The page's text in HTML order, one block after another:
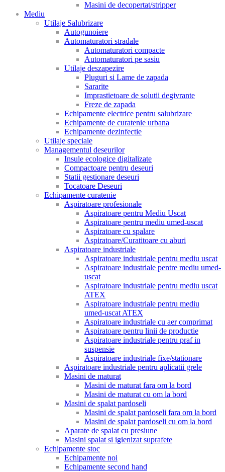
Masini de decopertat/stripper
Mediu
Utilaje Salubrizare
Autogunoiere
Automaturatori stradale
Automaturatori compacte
Automaturatori pe sasiu
Utilaje deszapezire
Pluguri si Lame de zapada
Sararite
Imprastietoare de solutii degivrante
Freze de zapada
Echipamente electrice pentru salubrizare
Echipamente de curatenie urbana
Echipamente dezinfectie
Utilaje speciale
Managementul deseurilor
Insule ecologice digitalizate
Compactoare pentru deseuri
Statii gestionare deseuri
Tocatoare Deseuri
Echipamente curatenie
Aspiratoare profesionale
Aspiratoare pentru Mediu Uscat
Aspiratoare pentru mediu umed-uscat
Aspiratoare cu spalare
Aspiratoare/Curatitoare cu aburi
Aspiratoare industriale
Aspiratoare industriale pentru mediu uscat
Aspiratoare industriale pentre mediu umed-
uscat
Aspiratoare industriale pentru mediu uscat
ATEX
Aspiratoare industriale pentru mediu
umed-uscat ATEX
Aspiratoare industriale cu aer comprimat
Aspiratoare pentru linii de productie
Aspiratoare industriale pentru praf in
suspensie
Aspiratoare industriale fixe/stationare
Aspiratoare industriale pentru aplicatii grele
Masini de maturat
Masini de maturat fara om la bord
Masini de maturat cu om la bord
Masini de spalat pardoseli
Masini de spalat pardoseli fara om la bord
Masini de spalat pardoseli cu om la bord
Aparate de spalat cu presiune
Masini spalat si igienizat suprafete
Echipamente stoc
Echipamente noi
Echipamente second hand